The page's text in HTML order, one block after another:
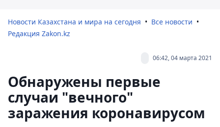
Новости Казахстана и мира на сегодня
Все новости
Редакция Zakon.kz
06:42, 04 марта 2021
Обнаружены первые
случаи "вечного"
заражения коронавирусом